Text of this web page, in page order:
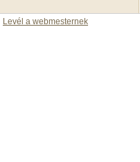
Levél a webmesternek